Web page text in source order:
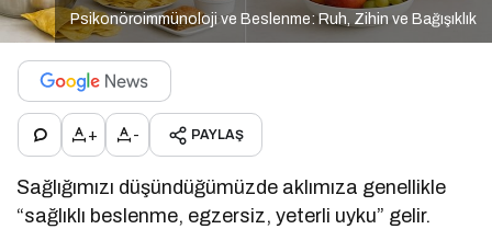
Psikonöroimmünoloji ve Beslenme: Ruh, Zihin ve Bağışıklık
+ - PAYLAŞ
Sağlığımızı düşündüğümüzde aklımıza genellikle
“sağlıklı beslenme, egzersiz, yeterli uyku” gelir.